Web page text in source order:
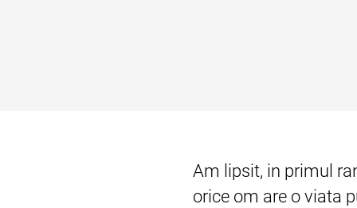
Am lipsit, in primul
orice om are o viata